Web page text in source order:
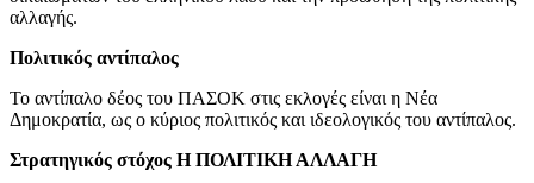
αλλαγής.
Πολιτικός αντίπαλος
Το αντίπαλο δέος του ΠΑΣΟΚ στις εκλογές είναι η Νέα
Δημοκρατία, ως ο κύριος πολιτικός και ιδεολογικός του αντίπαλος.
Στρατηγικός στόχος Η ΠΟΛΙΤΙΚΗ ΑΛΛΑΓΗ